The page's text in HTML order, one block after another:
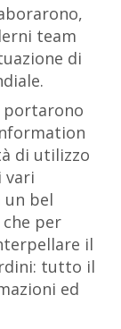
team
di
portarono
di utilizzo
vari
bel
per
il
tutto il
ed